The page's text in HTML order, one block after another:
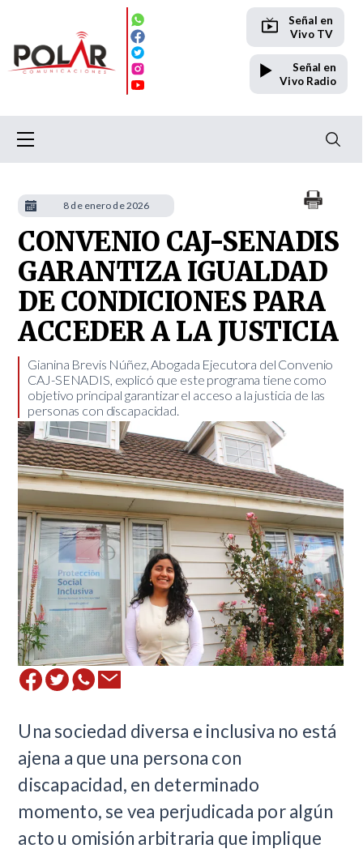
Señal en
Vivo TV
Señal en
Vivo Radio
CONVENIO CAJ-SENADIS
GARANTIZA IGUALDAD
DE CONDICIONES PARA
ACCEDER A LA JUSTICIA
​Gianina Brevis Núñez, Abogada Ejecutora del Convenio
CAJ-SENADIS, explicó que este programa tiene como
objetivo principal garantizar el acceso a la justicia de las
personas con discapacidad.
​Una sociedad diversa e inclusiva no está
ajena a que una persona con
discapacidad, en determinado
momento, se vea perjudicada por algún
acto u omisión arbitraria que implique
8 de enero de 2026